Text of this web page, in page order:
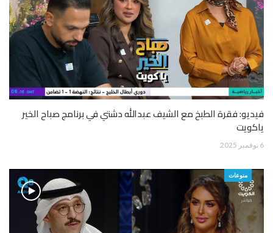
فيديو: فقرة الطبخ مع الشيف عبدالله دشتي في برنامج صباح الخير
ياكويت
6 نوفمبر 2025
منوعات